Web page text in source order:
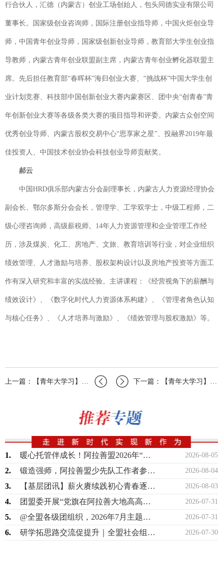
行合伙人，汇德（内蒙古）创业工场创始人，包头同德实业有限公司
董事长。国家级创业咨询师，国际注册创业指导师，中国火炬创业导
师，中国青年创业导师，国家级创新创业导师，教育部大学生创业指
导教师，内蒙古青年创业联盟副主席，内蒙古青年创业孵化器联盟主
席。先后担任教育部“春晖杯”海归创业大赛、“挑战杯”中国大学生创
业计划竞赛、科技部中国创新创业大赛内蒙赛区、团中央“创青春”青
年创新创业大赛等各级各类大赛的项目指导和评委。内蒙古众创空间
优秀创业导师、内蒙古股权交易中心“思享家之星”、投融界2019年最
佳投资人、中国技术创业协会科技创业导师贡献奖。
郝云
中国HRD俱乐部内蒙古分会副理事长，内蒙古人力资源经理协会
副会长、鄂尔多斯分会会长，管理学、工学双学士，中级工程师，二
级心理咨询师，高级薪税师。14年人力资源管理和企业管理工作经
历，涉及煤炭、化工、房地产、文旅、教育培训等行业，对企业组织
绩效管理、人才激励与培养、股权架构设计以及房地产投资等方面工
作有深入研究和丰富的实战经验。主讲课程：《经营视角下的薪酬与
绩效设计》、《数字化时代人力资源体系构建》、《管理者角色认知
与核心任务》、《人才培养与激励》、《绩效管理与股权激励》等。
上一篇：【青年大学习】团市委举办“美丽中国·青春行动”百城千校千区青少年生态文明… 下一篇：【青年大学习】鄂尔多斯市西部计划志愿者学习党的十九届六中全会精神全员网络…
2026-08-05
1. 暖心托管伴成长！阿拉善盟2026年“希望工程伙伴项目”暑期困境儿童托管班正式开班
2026-08-04
2. 锻造强师，阿拉善盟少先队工作者参加自治区第86期培训班
2026-08-03
3. 【基层团讯】薪火赓续践初心青春逐梦启新程——孪井滩生态移民示范区召开西部计划志愿…
2026-07-31
4. 团盟委开展“党旗在阿拉善大地高高飘扬”联合主题党团日活动
2026-07-31
5. @全盟各级团组织，2026年7月主题团日活动指引来啦！
2026-07-30
6. 研学拓思路交流促提升｜全盟社会组织开展观摩研学活动